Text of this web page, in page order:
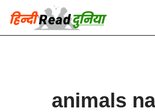
Skip
animals